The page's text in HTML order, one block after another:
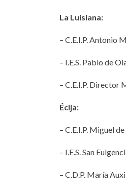
La Luisiana:
– C.E.I.P. Antonio
– I.E.S. Pablo de
– C.E.I.P. Director
Écija:
– C.E.I.P. Miguel
– I.E.S. San
– C.D.P. María